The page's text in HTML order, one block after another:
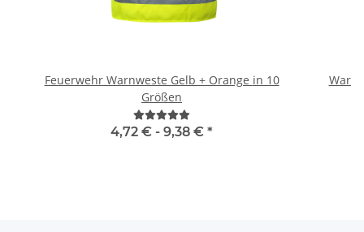
Feuerwehr Warnweste Gelb + Orange in 10
Größen
4,72 € - 9,38 € *